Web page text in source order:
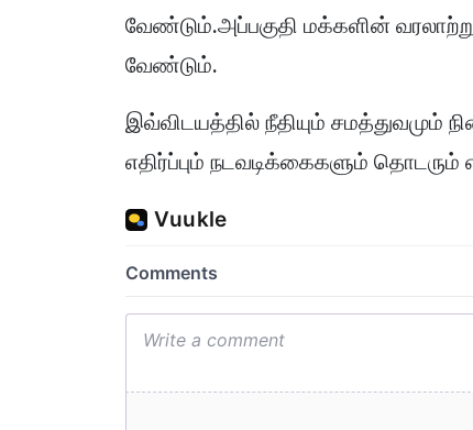
வேண்டும்.அப்பகுதி மக்களின்
வேண்டும்.
இவ்விடயத்தில் நீதியும் சமத்துவமும்
எதிர்ப்பும் நடவடிக்கைகளும்